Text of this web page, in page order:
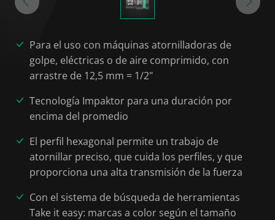
Para el uso con máquinas atornilladoras de
golpe, eléctricas o de aire comprimido, con
arrastre de 12,5 mm = 1/2"
Tecnología Impaktor para una duración por
encima del promedio
El perfil hexagonal permite un trabajo de
atornillar preciso, que cuida los perfiles, y que
proporciona una alta transmisión de la fuerza
Con el sistema de búsqueda de herramientas
Take it easy: marcas a color según el tamaño